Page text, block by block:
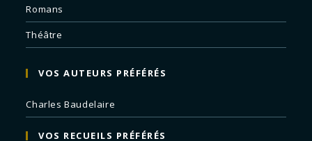
Romans
Théâtre
VOS AUTEURS PRÉFÉRÉS
Charles Baudelaire
VOS RECUEILS PRÉFÉRÉS